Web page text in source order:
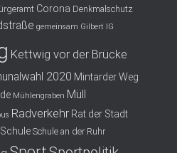
Corona Denkmalschutz
gemeinsam Gilbert IG
Kettwig vor der Brücke
2020 Mintarder Weg
Mühlengraben Müll
Radverkehr Rat der Stadt
Schule Schule an der Ruhr